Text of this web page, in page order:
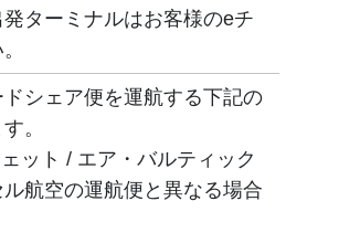
ターミナルはお客様のeチ
シェア便を運航する下記の
。
ット / エア・バルティック
航空の運航便と異なる場合